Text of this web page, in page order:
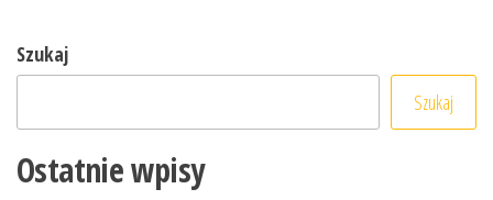
Szukaj
Szukaj
Ostatnie wpisy